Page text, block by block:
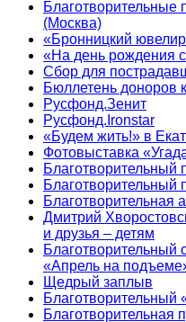
(Москва)
«Бронницкий
«На день рождения
Сбор для
Бюллетень доноров
Русфонд.Зенит
Русфонд.Ironstar
«Будем жить!» в
Фотовыставка
Благотворительный
Благотворительная
Дмитрий
и друзья – детям
Благотворительный
«Апрель на
Щедрый заплыв
Благотворительная